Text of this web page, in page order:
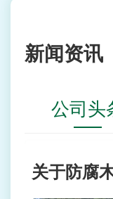
新闻资讯
公司头
关于防腐